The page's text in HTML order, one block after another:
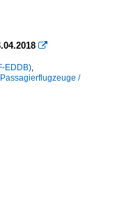

EDDB),
Passagierflugzeuge /